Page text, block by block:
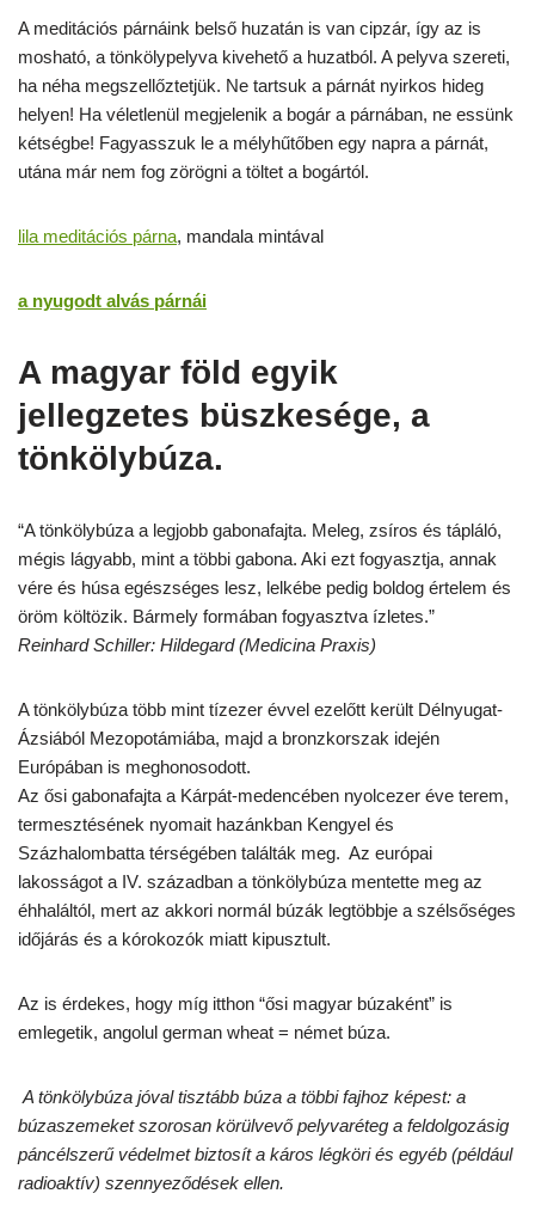
A meditációs párnáink belső huzatán is van cipzár, így az is
mosható, a tönkölypelyva kivehető a huzatból. A pelyva szereti,
ha néha megszellőztetjük. Ne tartsuk a párnát nyirkos hideg
helyen! Ha véletlenül megjelenik a bogár a párnában, ne essünk
kétségbe! Fagyasszuk le a mélyhűtőben egy napra a párnát,
utána már nem fog zörögni a töltet a bogártól.
lila meditációs párna, mandala mintával
a nyugodt alvás párnái
A magyar föld egyik
jellegzetes büszkesége, a
tönkölybúza.
“A tönkölybúza a legjobb gabonafajta. Meleg, zsíros és tápláló,
mégis lágyabb, mint a többi gabona. Aki ezt fogyasztja, annak
vére és húsa egészséges lesz, lelkébe pedig boldog értelem és
öröm költözik. Bármely formában fogyasztva ízletes.”
Reinhard Schiller: Hildegard (Medicina Praxis)
A tönkölybúza több mint tízezer évvel ezelőtt került Délnyugat-
Ázsiából Mezopotámiába, majd a bronzkorszak idején
Európában is meghonosodott.
Az ősi gabonafajta a Kárpát-medencében nyolcezer éve terem,
termesztésének nyomait hazánkban Kengyel és
Százhalombatta térségében találták meg. Az európai
lakosságot a IV. században a tönkölybúza mentette meg az
éhhaláltól, mert az akkori normál búzák legtöbbje a szélsőséges
időjárás és a kórokozók miatt kipusztult.
Az is érdekes, hogy míg itthon “ősi magyar búzaként” is
emlegetik, angolul german wheat = német búza.
A tönkölybúza jóval tisztább búza a többi fajhoz képest: a
búzaszemeket szorosan körülvevő pelyvaréteg a feldolgozásig
páncélszerű védelmet biztosít a káros légköri és egyéb (például
radioaktív) szennyeződések ellen.